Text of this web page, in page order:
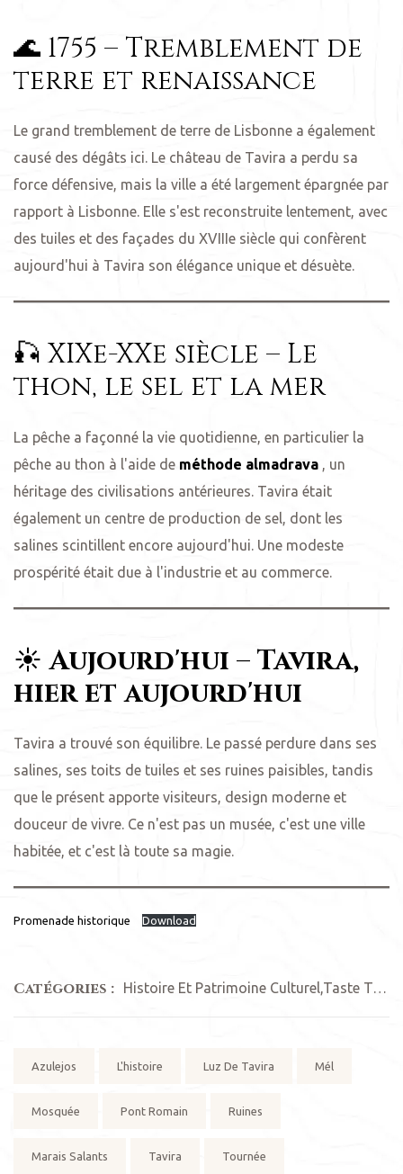
🌊 1755 – Tremblement de
terre et renaissance
Le grand tremblement de terre de Lisbonne a également
causé des dégâts ici. Le château de Tavira a perdu sa
force défensive, mais la ville a été largement épargnée par
rapport à Lisbonne. Elle s'est reconstruite lentement, avec
des tuiles et des façades du XVIIIe siècle qui confèrent
aujourd'hui à Tavira son élégance unique et désuète.
🎣 XIXe-XXe siècle – Le
thon, le sel et la mer
La pêche a façonné la vie quotidienne, en particulier la
pêche au thon à l'aide de méthode almadrava , un
héritage des civilisations antérieures. Tavira était
également un centre de production de sel, dont les
salines scintillent encore aujourd'hui. Une modeste
prospérité était due à l'industrie et au commerce.
☀️Aujourd'hui – Tavira,
hier et aujourd'hui
Tavira a trouvé son équilibre. Le passé perdure dans ses
salines, ses toits de tuiles et ses ruines paisibles, tandis
que le présent apporte visiteurs, design moderne et
douceur de vivre. Ce n'est pas un musée, c'est une ville
habitée, et c'est là toute sa magie.
Promenade historique Download
Catégories : Histoire Et Patrimoine Culturel,Taste Tavira
Azulejos L'histoire Luz De Tavira Mél
Mosquée Pont Romain Ruines
Marais Salants Tavira Tournée